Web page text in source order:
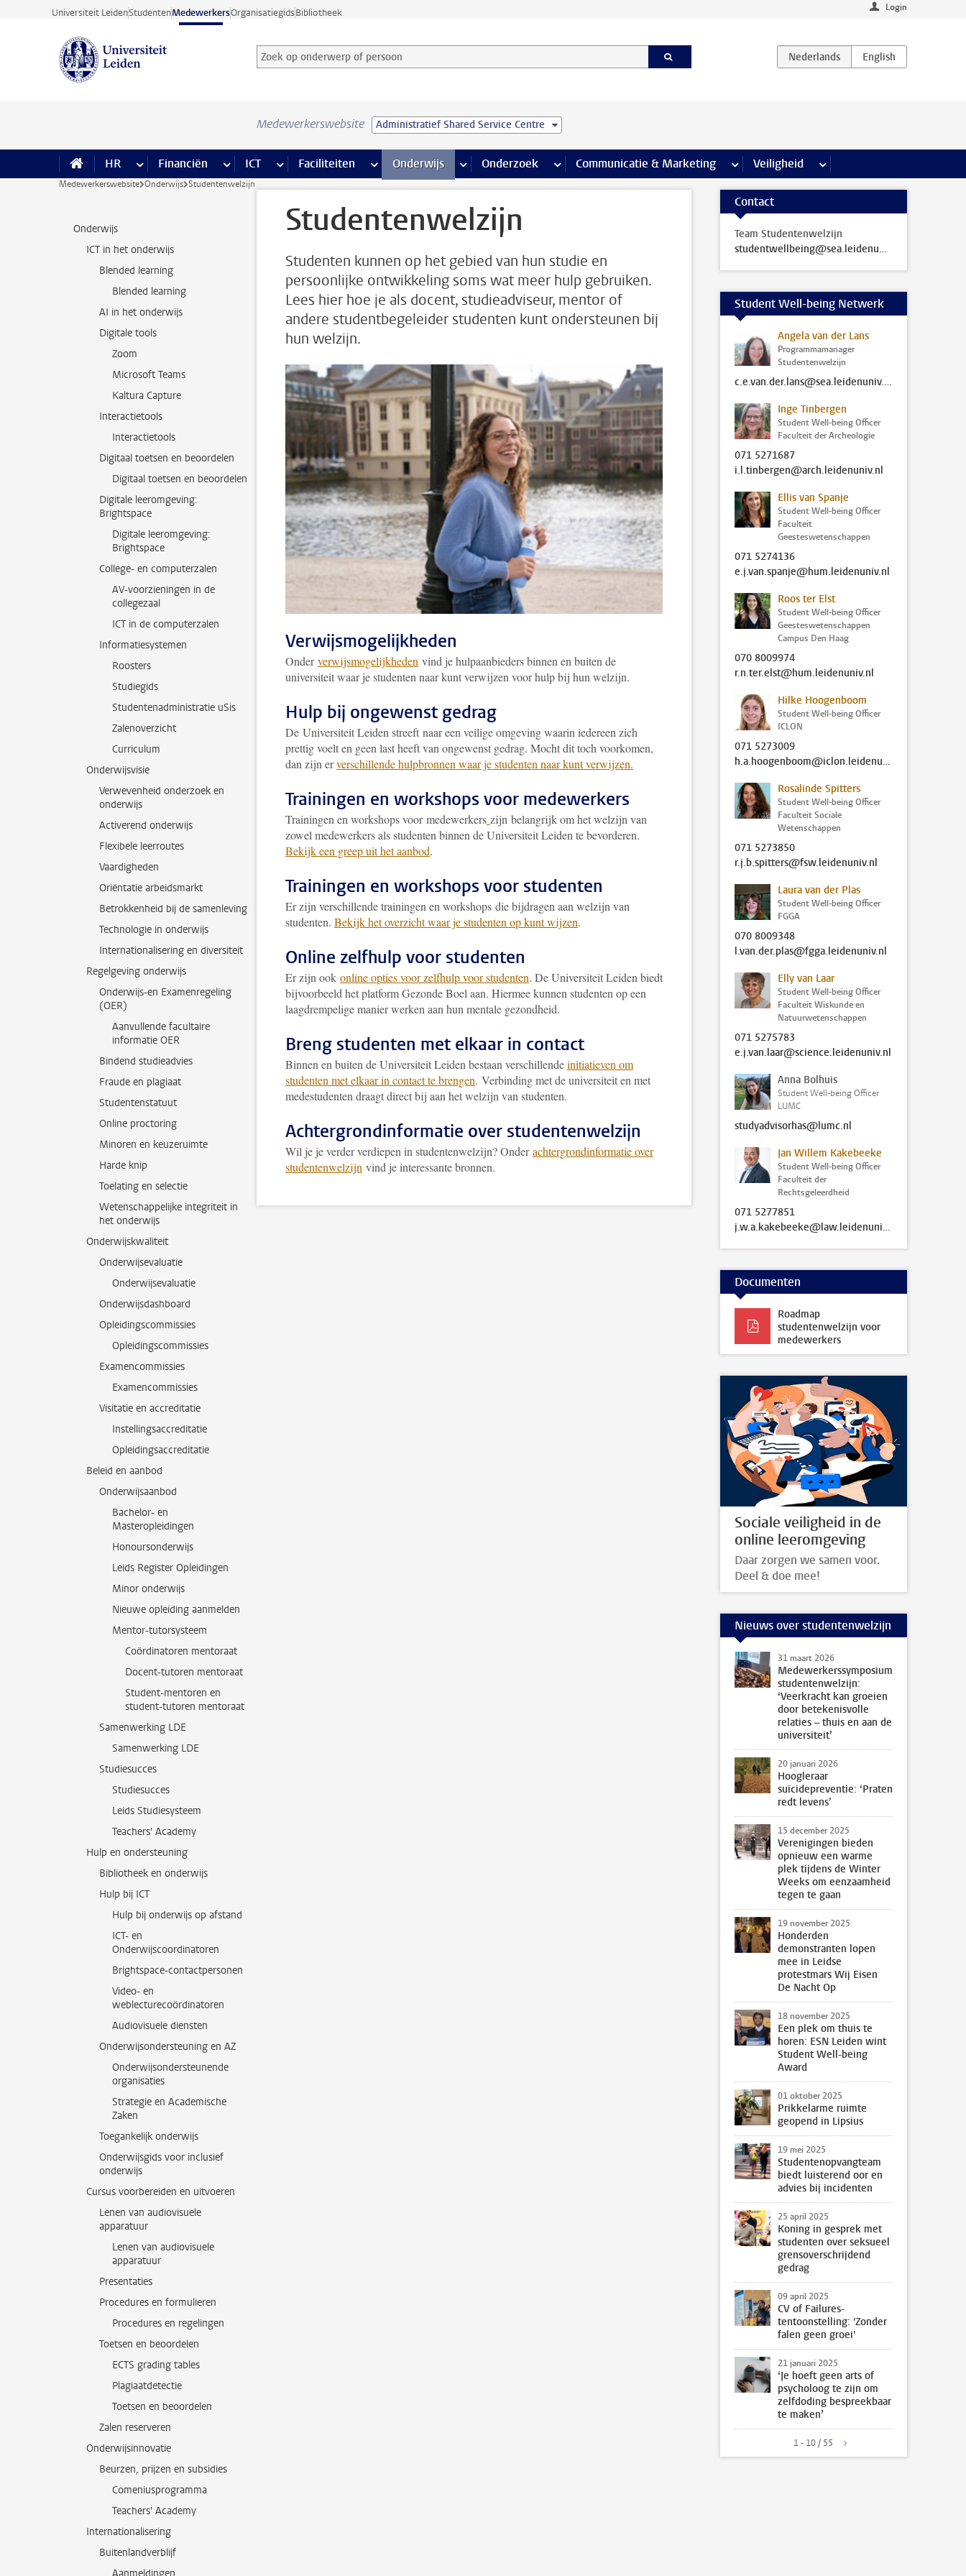
Ga direct naar de inhoud
Universiteit LeidenStudentenMedewerkersOrganisatiegidsBibliotheek Login
Zoek op onderwerp of persoon en selecteer categorie
Zoekterm
Medewerkerswebsite Administratief Shared Service Centre
HR meer HR pagina’s
Financiën meer Financiën pagina’s
ICT meer ICT pagina’s
Faciliteiten meer Faciliteiten pagina’s
Onderwijs meer Onderwijs pagina’s
Onderzoek meer Onderzoek pagina’s
Communicatie & Marketing meer Communicatie & Marketing pagina’s
Veiligheid meer Veiligheid pagina’s
Medewerkerswebsite Onderwijs Studentenwelzijn
Onderwijs
ICT in het onderwijs
Blended learning
Blended learning
AI in het onderwijs
Digitale tools
Zoom
Microsoft Teams
Kaltura Capture
Interactietools
Interactietools
Digitaal toetsen en beoordelen
Digitaal toetsen en beoordelen
Digitale leeromgeving:
Brightspace
Digitale leeromgeving:
Brightspace
College- en computerzalen
AV-voorzieningen in de
collegezaal
ICT in de computerzalen
Informatiesystemen
Roosters
Studiegids
Studentenadministratie uSis
Zalenoverzicht
Curriculum
Onderwijsvisie
Verwevenheid onderzoek en
onderwijs
Activerend onderwijs
Flexibele leerroutes
Vaardigheden
Oriëntatie arbeidsmarkt
Betrokkenheid bij de samenleving
Technologie in onderwijs
Internationalisering en diversiteit
Regelgeving onderwijs
Onderwijs-en Examenregeling
(OER)
Aanvullende facultaire
informatie OER
Bindend studieadvies
Fraude en plagiaat
Studentenstatuut
Online proctoring
Minoren en keuzeruimte
Harde knip
Toelating en selectie
Wetenschappelijke integriteit in
het onderwijs
Onderwijskwaliteit
Onderwijsevaluatie
Onderwijsevaluatie
Onderwijsdashboard
Opleidingscommissies
Opleidingscommissies
Examencommissies
Examencommissies
Visitatie en accreditatie
Instellingsaccreditatie
Opleidingsaccreditatie
Beleid en aanbod
Onderwijsaanbod
Bachelor- en
Masteropleidingen
Honoursonderwijs
Leids Register Opleidingen
Minor onderwijs
Nieuwe opleiding aanmelden
Mentor-tutorsysteem
Coördinatoren mentoraat
Docent-tutoren mentoraat
Student-mentoren en
student-tutoren mentoraat
Samenwerking LDE
Samenwerking LDE
Studiesucces
Studiesucces
Leids Studiesysteem
Teachers' Academy
Hulp en ondersteuning
Bibliotheek en onderwijs
Hulp bij ICT
Hulp bij onderwijs op afstand
ICT- en
Onderwijscoordinatoren
Brightspace-contactpersonen
Video- en
weblecturecoördinatoren
Audiovisuele diensten
Onderwijsondersteuning en AZ
Onderwijsondersteunende
organisaties
Strategie en Academische
Zaken
Toegankelijk onderwijs
Onderwijsgids voor inclusief
onderwijs
Cursus voorbereiden en uitvoeren
Lenen van audiovisuele
apparatuur
Lenen van audiovisuele
apparatuur
Presentaties
Procedures en formulieren
Procedures en regelingen
Toetsen en beoordelen
ECTS grading tables
Plagiaatdetectie
Toetsen en beoordelen
Zalen reserveren
Onderwijsinnovatie
Beurzen, prijzen en subsidies
Comeniusprogramma
Teachers' Academy
Internationalisering
Buitenlandverblijf
Studentenwelzijn
Studenten kunnen op het gebied van hun studie en
persoonlijke ontwikkeling soms wat meer hulp gebruiken.
Lees hier hoe je als docent, studieadviseur, mentor of
andere studentbegeleider studenten kunt ondersteunen bij
hun welzijn.
Verwijsmogelijkheden
Onderverwijsmogelijkheden vind je hulpaanbieders binnen en buiten de
universiteit waar je studenten naar kunt verwijzen voor hulp bij hun welzijn.
Hulp bij ongewenst gedrag
De Universiteit Leiden streeft naar een veilige omgeving waarin iedereen zich
prettig voelt en geen last heeft van ongewenst gedrag. Mocht dit toch voorkomen,
dan zijn erverschillende hulpbronnen waar je studenten naar kunt verwijzen.
Trainingen en workshops voor medewerkers
Trainingen en workshops voor medewerkers zijn belangrijk om het welzijn van
zowel medewerkers als studenten binnen de Universiteit Leiden te bevorderen.
Bekijk een greep uit het aanbod.
Trainingen en workshops voor studenten
Er zijn verschillende trainingen en workshops die bijdragen aan welzijn van
studenten. Bekijk het overzicht waar je studenten op kunt wijzen.
Online zelfhulp voor studenten
Er zijn ook online opties voor zelfhulp voor studenten. De Universiteit Leiden biedt
bijvoorbeeld het platform Gezonde Boel aan. Hiermee kunnen studenten op een
laagdrempelige manier werken aan hun mentale gezondheid.
Breng studenten met elkaar in contact
Binnen en buiten de Universiteit Leiden bestaan verschillendeinitiatieven om
studenten met elkaar in contact te brengen. Verbinding met de universiteit en met
medestudenten draagt direct bij aan het welzijn van studenten.
Achtergrondinformatie over studentenwelzijn
Wil je je verder verdiepen in studentenwelzijn? Onderachtergrondinformatie over
studentenwelzijn vind je interessante bronnen.
Contact
Team Studentenwelzijn
studentwellbeing@sea.leidenuniv.nl
Student Well-being Netwerk
Angela van der Lans
Programmamanager
Studentenwelzijn
c.e.van.der.lans@sea.leidenuniv.nl
Inge Tinbergen
Student Well-being Officer
Faculteit der Archeologie
071 5271687
i.l.tinbergen@arch.leidenuniv.nl
Ellis van Spanje
Student Well-being Officer
Faculteit
Geesteswetenschappen
071 5274136
e.j.van.spanje@hum.leidenuniv.nl
Roos ter Elst
Student Well-being Officer
Geesteswetenschappen
Campus Den Haag
070 8009974
r.n.ter.elst@hum.leidenuniv.nl
Hilke Hoogenboom
Student Well-being Officer
ICLON
071 5273009
h.a.hoogenboom@iclon.leidenuniv.nl
Rosalinde Spitters
Student Well-being Officer
Faculteit Sociale
Wetenschappen
071 5273850
r.j.b.spitters@fsw.leidenuniv.nl
Laura van der Plas
Student Well-being Officer
FGGA
070 8009348
l.van.der.plas@fgga.leidenuniv.nl
Elly van Laar
Student Well-being Officer
Faculteit Wiskunde en
Natuurwetenschappen
071 5275783
e.j.van.laar@science.leidenuniv.nl
Anna Bolhuis
Student Well-being Officer
LUMC
studyadvisorhas@lumc.nl
Jan Willem Kakebeeke
Student Well-being Officer
Faculteit der
Rechtsgeleerdheid
071 5277851
j.w.a.kakebeeke@law.leidenuniv.nl
Documenten
Roadmap
studentenwelzijn voor
medewerkers
Sociale veiligheid in de
online leeromgeving
Daar zorgen we samen voor.
Deel & doe mee!
Nieuws over studentenwelzijn
31 maart 2026
Medewerkerssymposium
studentenwelzijn:
‘Veerkracht kan groeien
door betekenisvolle
relaties – thuis en aan de
universiteit’
20 januari 2026
Hoogleraar
suïcidepreventie: ‘Praten
redt levens’
15 december 2025
Verenigingen bieden
opnieuw een warme
plek tijdens de Winter
Weeks om eenzaamheid
tegen te gaan
19 november 2025
Honderden
demonstranten lopen
mee in Leidse
protestmars Wij Eisen
De Nacht Op
18 november 2025
Een plek om thuis te
horen: ESN Leiden wint
Student Well-being
Award
01 oktober 2025
Prikkelarme ruimte
geopend in Lipsius
19 mei 2025
Studentenopvangteam
biedt luisterend oor en
advies bij incidenten
25 april 2025
Koning in gesprek met
studenten over seksueel
grensoverschrijdend
gedrag
09 april 2025
CV of Failures-
tentoonstelling: 'Zonder
falen geen groei'
21 januari 2025
‘Je hoeft geen arts of
psycholoog te zijn om
zelfdoding bespreekbaar
te maken’
1 - 10 / 55